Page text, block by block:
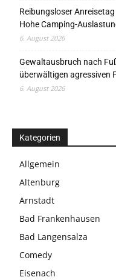
Reibungsloser
Hohe Camping-
6. August 2026
Gewaltausbruch nach
überwältigen agressiven
6. August 2026
Kategorien
Allgemein
Altenburg
Arnstadt
Bad Frankenhausen
Bad Langensalza
Comedy
Eisenach